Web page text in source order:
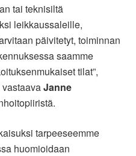
tai teknisiltä
leikkaussaleille,
päivitetyt, toiminnan
saamme
tilat”,
vastaavaJanne
tarpeeseemme
huomioidaan